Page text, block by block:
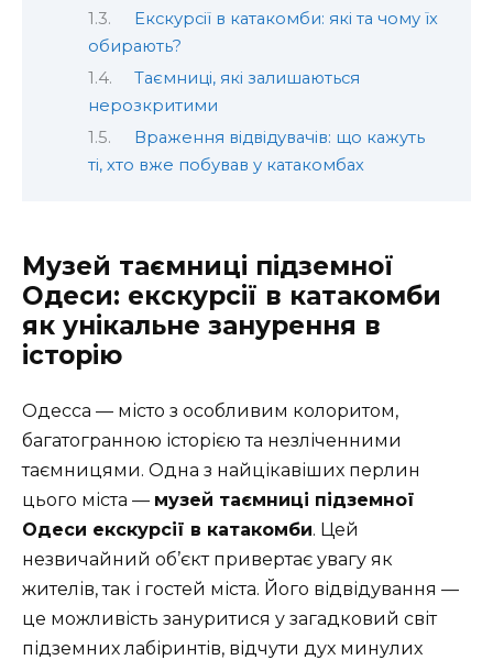
Екскурсії в катакомби: які та чому їх
обирають?
Таємниці, які залишаються
нерозкритими
Враження відвідувачів: що кажуть
ті, хто вже побував у катакомбах
Музей таємниці підземної
Одеси: екскурсії в катакомби
як унікальне занурення в
історію
Одесса — місто з особливим колоритом,
багатогранною історією та незліченними
таємницями. Одна з найцікавіших перлин
цього міста — музей таємниці підземної
Одеси екскурсії в катакомби. Цей
незвичайний об’єкт привертає увагу як
жителів, так і гостей міста. Його відвідування —
це можливість зануритися у загадковий світ
підземних лабіринтів, відчути дух минулих